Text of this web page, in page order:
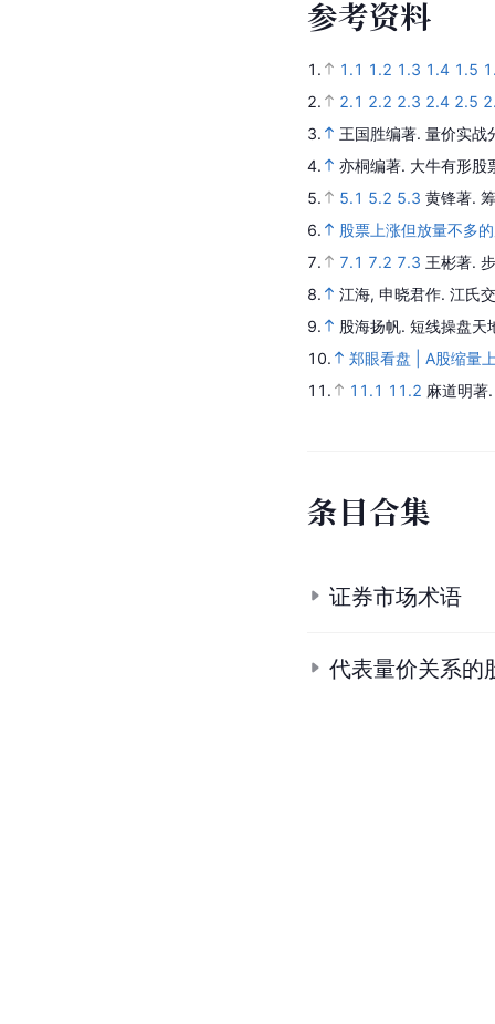
参考资料
1. 1.1 1.2 1.3 1.4 1.5
2.
2.1 2.2 2.3 2.4 2.5
3.
王国胜编著. 量价实战
4.
亦桐编著. 大牛有形股
5.
5.1 5.2 5.3 黄锋著.
6.
股票上涨但放量不多
7.
7.1 7.2 7.3 王彬著.
8.
江海, 申晓君作. 江氏
9.
股海扬帆. 短线操盘天
10.
郑眼看盘 | A股缩量
11.
11.1 11.2 麻道明
条目合集
证券市场术语
代表量价关系的